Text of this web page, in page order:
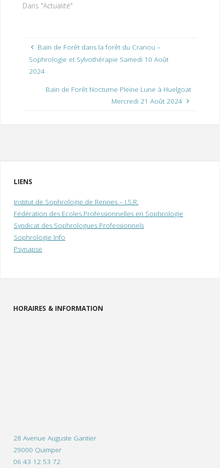
Dans "Actualité"
Bain de Forêt dans la forêt du Cranou –
Sophrologie et Sylvothérapie Samedi 10 Août
2024
Bain de Forêt Nocturne Pleine Lune à Huelgoat
Mercredi 21 Août 2024
LIENS
Institut de Sophrologie de Rennes – I.S.R.
Fédération des Ecoles Professionnelles en Sophrologie
Syndicat des Sophrologues Professionnels
Sophrologie Info
Psynapse
HORAIRES & INFORMATION
28 Avenue Auguste Gantier
29000 Quimper
06 43 12 53 72